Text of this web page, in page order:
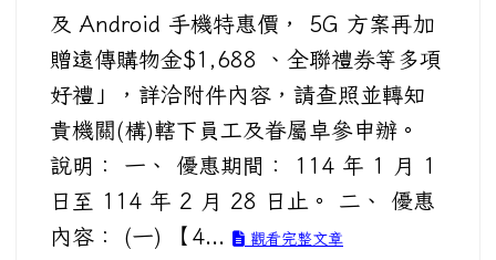
及 Android 手機特惠價， 5G 方案再加
贈遠傳購物金$1,688 、全聯禮券等多項
好禮」，詳洽附件內容，請查照並轉知
貴機關(構)轄下員工及眷屬卓參申辦。
說明： 一、 優惠期間： 114 年 1 月 1
日至 114 年 2 月 28 日止。 二、 優惠
內容： (一) 【4...
觀看完整文章